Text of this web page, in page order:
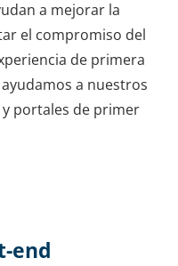
a mejorar la
el compromiso del
de primera
a nuestros
portales de primer
end